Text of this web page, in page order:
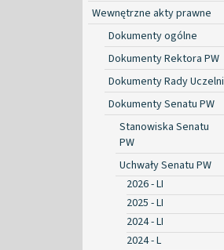
Wewnętrzne akty prawne
Dokumenty ogólne
Dokumenty Rektora PW
Dokumenty Rady Uczelni
Dokumenty Senatu PW
Stanowiska Senatu
PW
Uchwały Senatu PW
2026 - LI
2025 - LI
2024 - LI
2024 - L